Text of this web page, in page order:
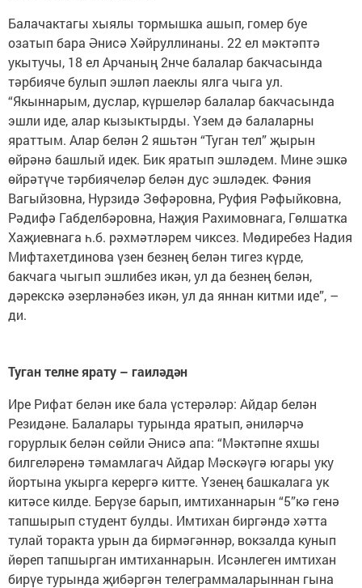
Балачактагы хыялы тормышка ашып, гомер буе
озатып бара Әнисә Хәйруллинаны. 22 ел мәктәптә
укытучы, 18 ел Арчаның 2нче балалар бакчасында
тәрбияче булып эшләп лаеклы ялга чыга ул.
“Якыннарым, дуслар, күршеләр балалар бакчасында
эшли иде, алар кызыктырды. Үзем дә балаларны
яраттым. Алар белән 2 яшьтән “Туган тел” җырын
өйрәнә башлый идек. Бик яратып эшләдем. Мине эшкә
өйрәтүче тәрбиячеләр белән дус эшләдек. Фәния
Вагыйзовна, Нурзидә Зөфәровна, Руфия Рәфыйковна,
Рәдифә Габделбәровна, Наҗия Рахимовнага, Гөлшатка
Хаҗиевнага һ.б. рәхмәтләрем чиксез. Мөдиребез Надия
Мифтахетдинова үзен безнең белән тигез күрде,
бакчага чыгып эшлибез икән, ул да безнең белән,
дәрекскә әзерләнәбез икән, ул да яннан китми иде”, –
ди.
Туган телне ярату – гаиләдән
Ире Рифат белән ике бала үстерәләр: Айдар белән
Резидәне. Балалары турында яратып, әниләрчә
горурлык белән сөйли Әнисә апа: “Мәктәпне яхшы
билгеләренә тәмамлагач Айдар Мәскәүгә югары уку
йортына укырга керергә китте. Үзенең башкалага ук
китәсе килде. Берүзе барып, имтиханнарын “5”кә генә
тапшырып студент булды. Имтихан биргәндә хәтта
тулай торакта урын да бирмәгәннәр, вокзалда кунып
йөреп тапшырган имтиханнарын. Исәнлеген имтихан
бирүе турында җибәргән телеграммаларыннан гына